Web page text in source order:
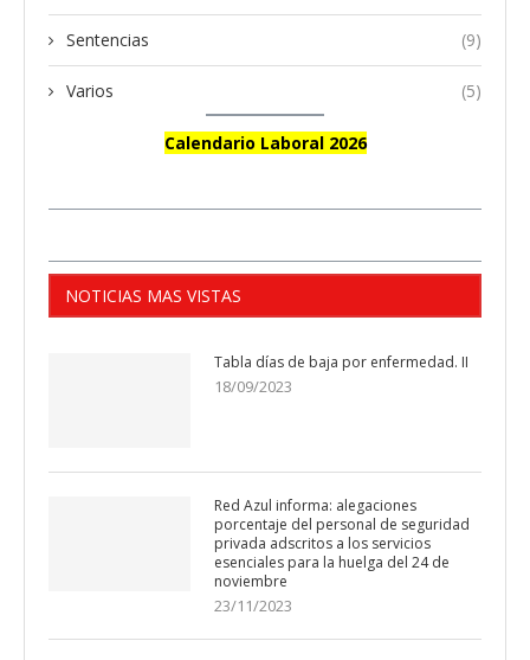
Sentencias (9)
Varios (5)
Calendario Laboral 2026
NOTICIAS MAS VISTAS
Tabla días de baja por enfermedad. II
18/09/2023
Red Azul informa: alegaciones
porcentaje del personal de seguridad
privada adscritos a los servicios
esenciales para la huelga del 24 de
noviembre
23/11/2023